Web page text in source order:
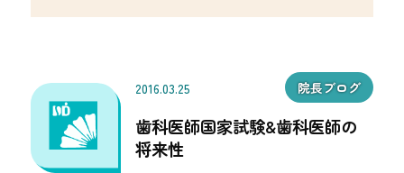
を
2016.03.25
歯科医師国家試験&歯科医師の
将来性
院長ブログ